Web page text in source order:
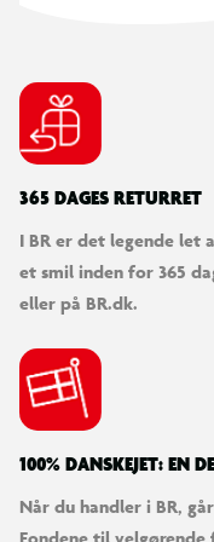
Spinout inground
fjedre som giver en
er derfor både
Springene er mere
trampoliner på
Skal sikkerheden og
Trampolinen giver
aldre.
Ønskes der en nem og
være en rigtig god idé
siden eller søg efter
365 DAGES RETURRET
I BR er det legende let
et smil inden for 365
eller på BR.dk.
100% DANSKEJET: EN
Når du handler i BR,